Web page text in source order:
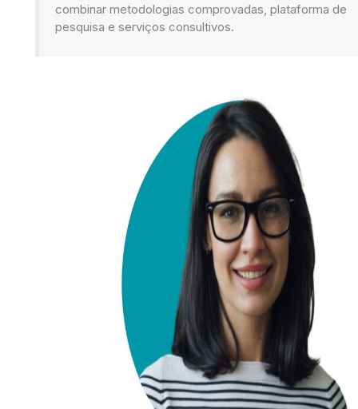
combinar metodologias comprovadas, plataforma de
pesquisa e serviços consultivos.